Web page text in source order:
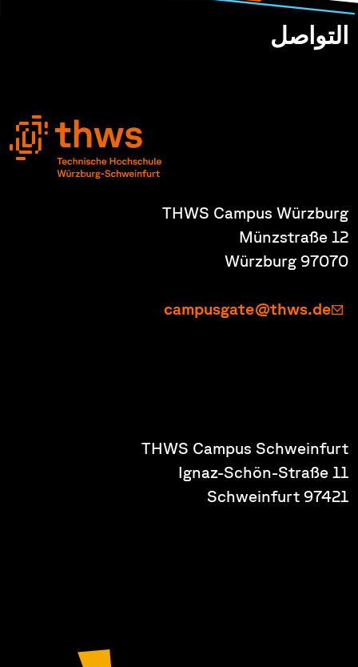
التواصل
THWS Campus Würzburg
Münzstraße 12
97070 Würzburg
campusgate@thws.de
THWS Campus Schweinfurt
Ignaz-Schön-Straße 11
97421 Schweinfurt